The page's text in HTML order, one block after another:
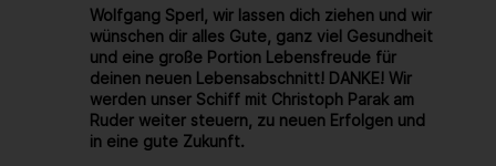
Wolfgang Sperl, wir lassen dich ziehen und wir
wünschen dir alles Gute, ganz viel Gesundheit
und eine große Portion Lebensfreude für
deinen neuen Lebensabschnitt! DANKE! Wir
werden unser Schiff mit Christoph Parak am
Ruder weiter steuern, zu neuen Erfolgen und
in eine gute Zukunft.